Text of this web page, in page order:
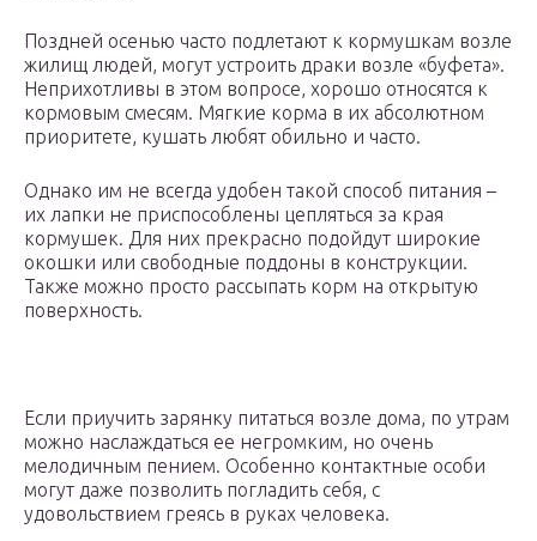
Поздней осенью часто подлетают к кормушкам возле
жилищ людей, могут устроить драки возле «буфета».
Неприхотливы в этом вопросе, хорошо относятся к
кормовым смесям. Мягкие корма в их абсолютном
приоритете, кушать любят обильно и часто.
Однако им не всегда удобен такой способ питания –
их лапки не приспособлены цепляться за края
кормушек. Для них прекрасно подойдут широкие
окошки или свободные поддоны в конструкции.
Также можно просто рассыпать корм на открытую
поверхность.
Если приучить зарянку питаться возле дома, по утрам
можно наслаждаться ее негромким, но очень
мелодичным пением. Особенно контактные особи
могут даже позволить погладить себя, с
удовольствием греясь в руках человека.